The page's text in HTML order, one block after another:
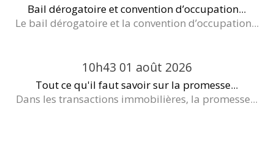
Bail dérogatoire et convention d’occupation...
Le bail dérogatoire et la convention d’occupation...
10h43 01 août 2026
Tout ce qu'il faut savoir sur la promesse...
Dans les transactions immobilières, la promesse...